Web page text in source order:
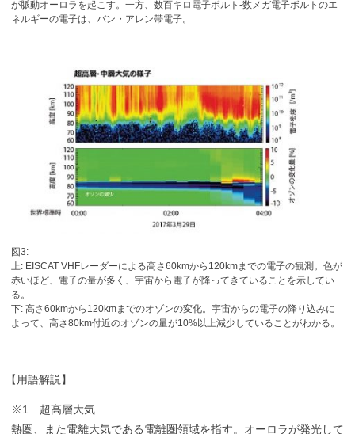
が脈動オーロラを起こす。一方、数百キロ電子ボルト-数メガ電子ボルトのエ
ネルギーの電子は、バン・アレン帯電子。
図3:
上: EISCAT VHFレーダーによる高さ60kmから120kmまでの電子の観測。色が
赤いほど、電子の量が多く、宇宙から電子が降ってきていることを示してい
る。
下: 高さ60kmから120kmまでのオゾンの変化。宇宙からの電子の降り込みに
よって、高さ80km付近のオゾンの量が10%以上減少していることがわかる。
【用語解説】
※1 超高層大気
熱圏、また電離大気である電離圏領域を指す。オーロラが発光して